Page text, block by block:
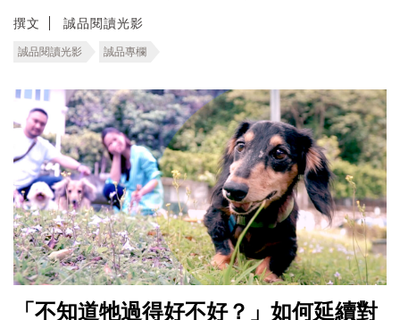
撰文 誠品閱讀光影
誠品閱讀光影 誠品專欄
「不知道牠過得好不好？」如何延續對